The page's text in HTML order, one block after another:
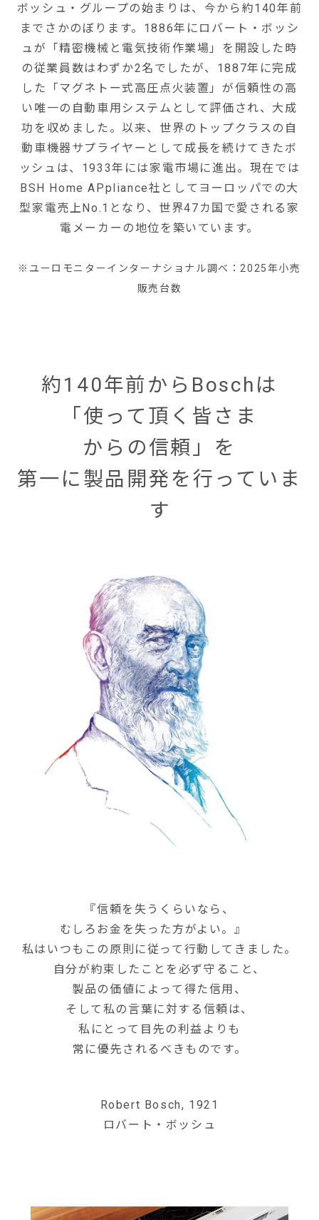
ボッシュ・グループの始まりは、今から約140年前
までさかのぼります。1886年にロバート・ボッシ
ュが「精密機械と電気技術作業場」を開設した時
の従業員数はわずか2名でしたが、1887年に完成
した「マグネトー式高圧点火装置」が信頼性の高
い唯一の自動車用システムとして評価され、大成
功を収めました。以来、世界のトップクラスの自
動車機器サプライヤーとして成長を続けてきたボ
ッシュは、1933年には家電市場に進出。現在では
BSH Home APpliance社としてヨーロッパでの大
型家電売上No.1となり、世界47カ国で愛される家
電メーカーの地位を築いています。
※ユーロモニターインターナショナル調べ：2025年小売
販売台数
約140年前からBoschは
「使って頂く皆さま
からの信頼」を
第一に製品開発を行っていま
す
『信頼を失うくらいなら、
むしろお金を失った方がよい。』
私はいつもこの原則に従って行動してきました。
自分が約束したことを必ず守ること、
製品の価値によって得た信用、
そして私の言葉に対する信頼は、
私にとって目先の利益よりも
常に優先されるべきものです。
Robert Bosch, 1921
ロバート・ボッシュ